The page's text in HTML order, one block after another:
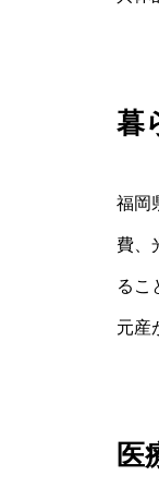
暮
福岡
費、
るこ
元産
医